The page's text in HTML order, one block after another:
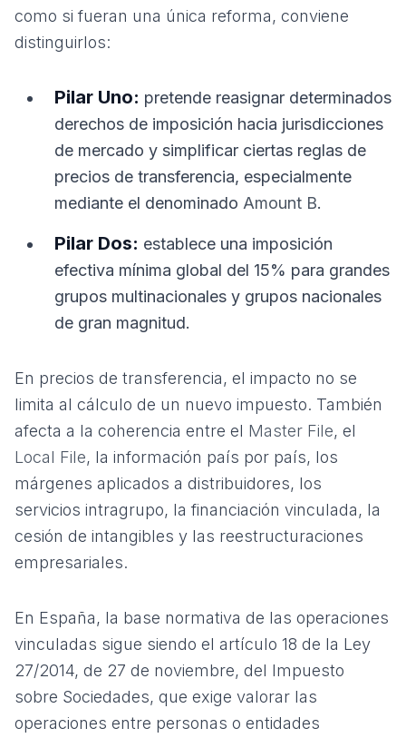
como si fueran una única reforma, conviene
distinguirlos:
Pilar Uno: pretende reasignar determinados
derechos de imposición hacia jurisdicciones
de mercado y simplificar ciertas reglas de
precios de transferencia, especialmente
mediante el denominado Amount B.
Pilar Dos: establece una imposición
efectiva mínima global del 15% para grandes
grupos multinacionales y grupos nacionales
de gran magnitud.
En precios de transferencia, el impacto no se
limita al cálculo de un nuevo impuesto. También
afecta a la coherencia entre el Master File, el
Local File, la información país por país, los
márgenes aplicados a distribuidores, los
servicios intragrupo, la financiación vinculada, la
cesión de intangibles y las reestructuraciones
empresariales.
En España, la base normativa de las operaciones
vinculadas sigue siendo el artículo 18 de la Ley
27/2014, de 27 de noviembre, del Impuesto
sobre Sociedades, que exige valorar las
operaciones entre personas o entidades